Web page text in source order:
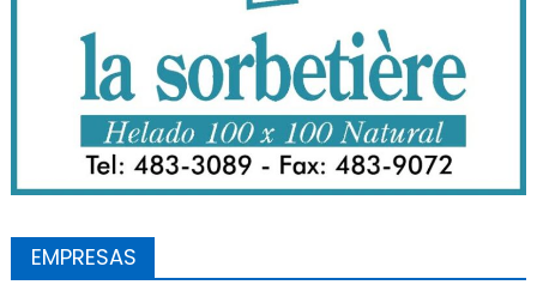
EMPRESAS